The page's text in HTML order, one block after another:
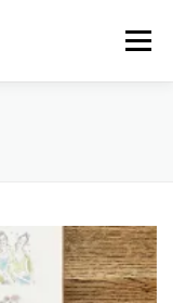
メニュー